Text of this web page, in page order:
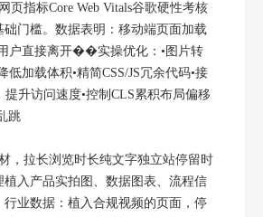
页指标Core Web Vitals谷歌硬性考核
础门槛。数据表明：移动端页面加载
户直接离开��实操优化：•图片转
低加载体积•精简CSS/JS冗余代码•接
提升访问速度•控制CLS累积布局偏移
跳
，拉长浏览时长纯文字独立站停留时
植入产品实拍图、数据图表、流程信
行业数据：植入合规视频的页面，停